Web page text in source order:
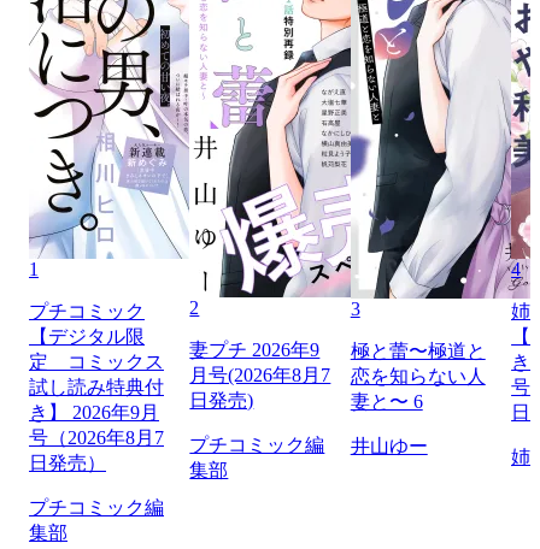
1
プチコミック
【デジタル限
定 コミックス
試し読み特典付
き】 2026年9月
号（2026年8月7
日発売）
プチコミック編
集部
2
妻プチ 2026年9
月号(2026年8月7
日発売)
プチコミック編
集部
3
極と蕾〜極道と
恋を知らない人
妻と〜 6
井山ゆー
4
姉
き
号
日
姉